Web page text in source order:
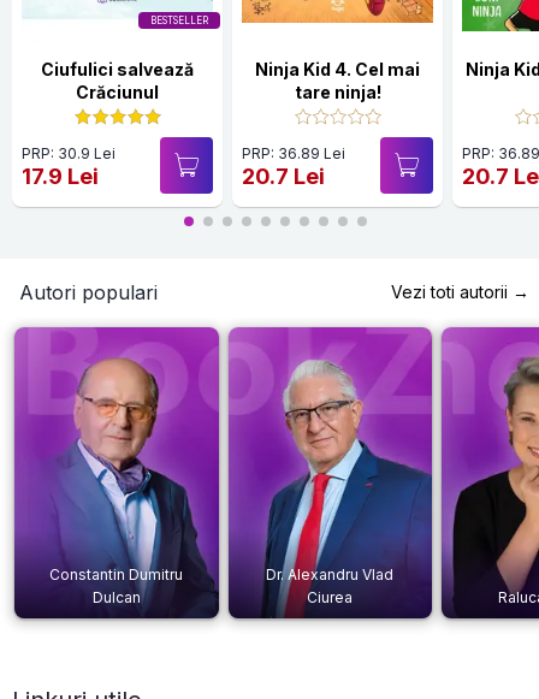
BESTSELLER
Ciufulici salvează
Crăciunul
PRP: 30.9 Lei
17.9 Lei
Ninja Kid 4. Cel mai
tare ninja!
PRP: 36.89 Lei
20.7 Lei
Ninja
PRP:
20.7
Autori populari Vezi toti autorii →
Constantin Dumitru
Dulcan
Dr. Alexandru Vlad
Ciurea